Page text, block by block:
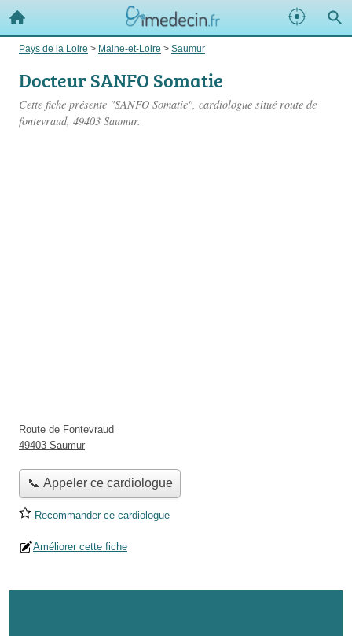
Pays de la Loire > Maine-et-Loire > Saumur
Docteur SANFO Somatie
Cette fiche présente "SANFO Somatie", cardiologue situé route de
fontevraud, 49403 Saumur.
Route de Fontevraud
49403 Saumur
📞 Appeler ce cardiologue
Recommander ce cardiologue
Améliorer cette fiche